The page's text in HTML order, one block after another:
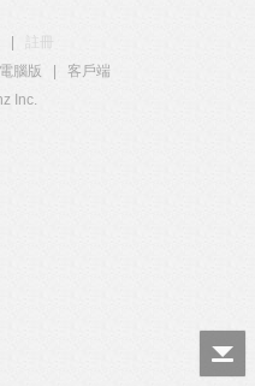
電腦版
客戶端
Inc.